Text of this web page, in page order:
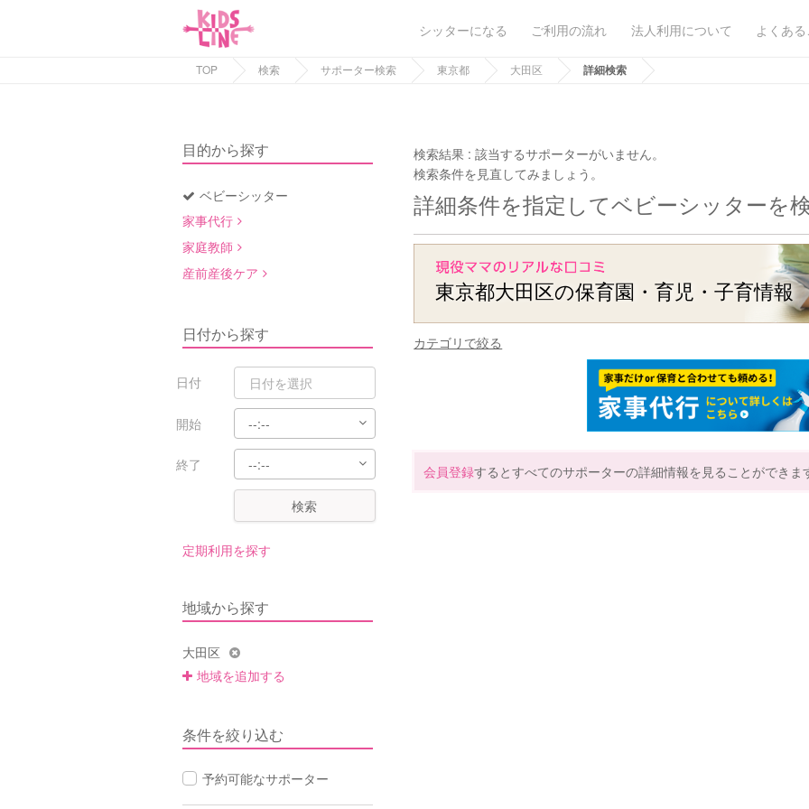
シッターになる ご利用の流れ 法人利用について よくあ
TOP 検索 サポーター検索 東京都 大田区 詳細検索
目的から探す
ベビーシッター
家事代行
家庭教師
産前産後ケア
日付から探す
日付
開始
終了
検索
定期利用を探す
地域から探す
大田区
地域を追加する
条件を絞り込む
予約可能なサポーター
検索結果 :該当するサポーターがいません。
検索条件を見直してみましょう。
詳細条件を指定してベビーシッターを
東京都大田区の保育園・育児・子育情報
カテゴリで絞る
会員登録するとすべてのサポーターの詳細情報を見ることができま